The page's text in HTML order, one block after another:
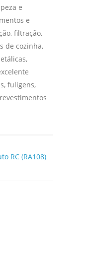
e
e
filtração,
de cozinha,
fuligens,
RC (RA108)